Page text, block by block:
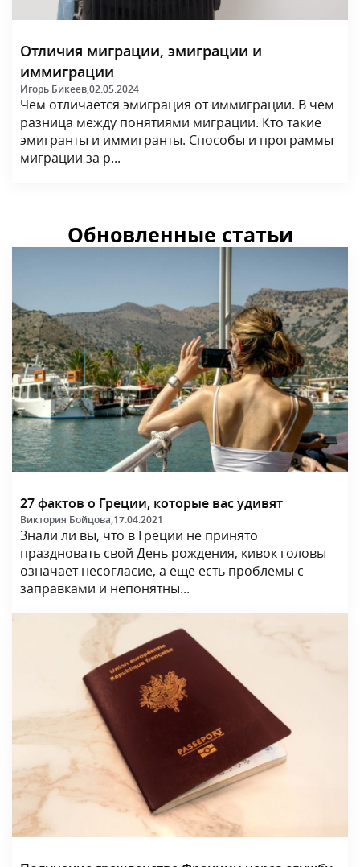
Отличия миграции, эмиграции и
иммиграции
Игорь Бикеев,02.05.2024
Чем отличается эмиграция от иммиграции. В чем
разница между понятиями миграции. Кто такие
эмигранты и иммигранты. Способы и программы
миграции за р...
Обновленные статьи
27 фактов о Греции, которые вас удивят
Виктория Бойцова,17.04.2021
Знали ли вы, что в Греции не принято
праздновать свой День рождения, кивок головы
означает несогласие, а еще есть проблемы с
заправками и непонятны...